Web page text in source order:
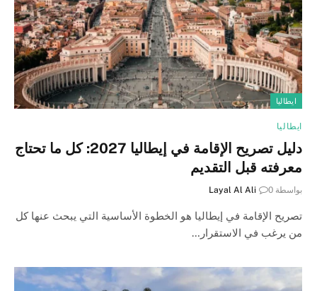
ايطاليا
ايطاليا
دليل تصريح الإقامة في إيطاليا 2027: كل ما تحتاج
معرفته قبل التقديم
بواسطة Layal Al Ali 0
تصريح الإقامة في إيطاليا هو الخطوة الأساسية التي يبحث عنها كل
من يرغب في الاستقرار…